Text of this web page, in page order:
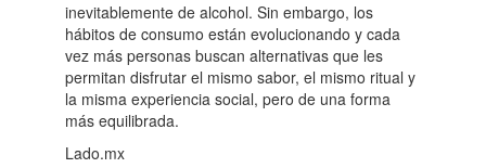
inevitablemente de alcohol. Sin embargo, los
hábitos de consumo están evolucionando y cada
vez más personas buscan alternativas que les
permitan disfrutar el mismo sabor, el mismo ritual y
la misma experiencia social, pero de una forma
más equilibrada.
Lado.mx